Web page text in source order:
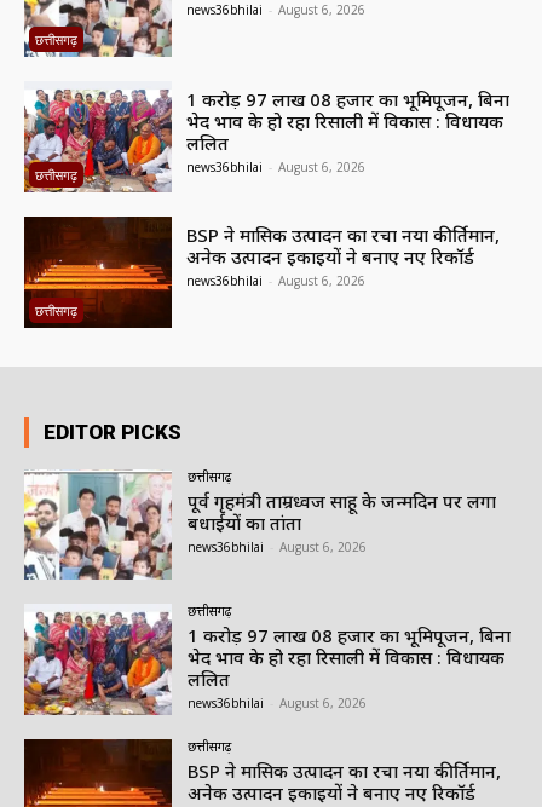
छत्तीसगढ़
news36bhilai - August 6, 2026
छत्तीसगढ़
1 करोड़ 97 लाख 08 हजार का भूमिपूजन, बिना
भेद भाव के हो रहा रिसाली में विकास : विधायक
ललित
news36bhilai - August 6, 2026
छत्तीसगढ़
BSP ने मासिक उत्पादन का रचा नया कीर्तिमान,
अनेक उत्पादन इकाइयों ने बनाए नए रिकॉर्ड
news36bhilai - August 6, 2026
EDITOR PICKS
छत्तीसगढ़
पूर्व गृहमंत्री ताम्रध्वज साहू के जन्मदिन पर लगा
बधाईयों का तांता
news36bhilai August 6, 2026
छत्तीसगढ़
1 करोड़ 97 लाख 08 हजार का भूमिपूजन, बिना
भेद भाव के हो रहा रिसाली में विकास : विधायक
ललित
news36bhilai August 6, 2026
छत्तीसगढ़
BSP ने मासिक उत्पादन का रचा नया कीर्तिमान,
अनेक उत्पादन इकाइयों ने बनाए नए रिकॉर्ड